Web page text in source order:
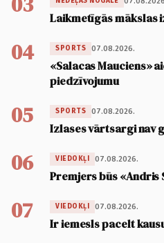
Laikmetīgās mākslas
04 SPORTS 07.08.2026.
«Salacas Mauciens»
piedzīvojumu
05 SPORTS 07.08.2026.
Izlases vārtsargi nav
06 VIEDOKĻI 07.08.2026.
Premjers būs «Andris
07 VIEDOKĻI 07.08.2026.
Ir iemesls pacelt